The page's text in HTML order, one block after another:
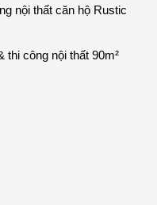
nội thất căn hộ Rustic
thi công nội thất 90m²